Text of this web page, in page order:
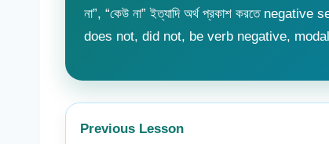
না”, “কেউ না” ইত্যাদি অর্থ প্রকাশ করতে
does not, did not, be verb negative, modal
Previous Lesson